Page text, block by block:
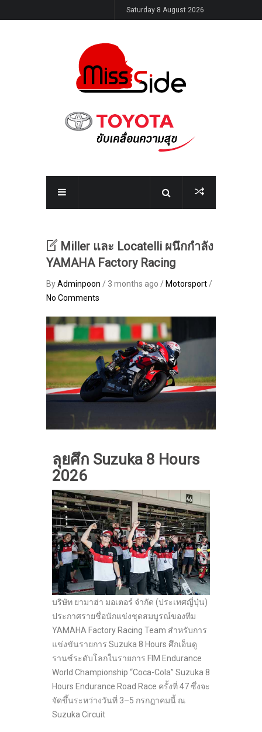
Saturday 8 August 2026
Miller และ Locatelli ผนึกกำลัง
YAMAHA Factory Racing
ByAdminpoon / 3 months ago / Motorsport/
No Comments
ลุยศึก Suzuka 8 Hours
2026
บริษัท ยามาฮ่า มอเตอร์ จำกัด (ประเทศญี่ปุ่น)
ประกาศรายชื่อนักแข่งชุดสมบูรณ์ของทีม
YAMAHA Factory Racing Team สำหรับการ
แข่งขันรายการ Suzuka 8 Hours ศึกเอ็นดู
รานซ์ระดับโลกในรายการ FIM Endurance
World Championship “Coca-Cola” Suzuka 8
Hours Endurance Road Race ครั้งที่ 47 ซึ่งจะ
จัดขึ้นระหว่างวันที่ 3–5 กรกฎาคมนี้ ณ
Suzuka Circuit